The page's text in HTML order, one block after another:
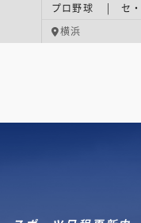
プロ野球 | セ・
横浜